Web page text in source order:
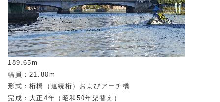
189.65m
幅員：21.80m
形式：桁橋（連続桁）およびアーチ橋
完成：大正4年（昭和50年架替え）